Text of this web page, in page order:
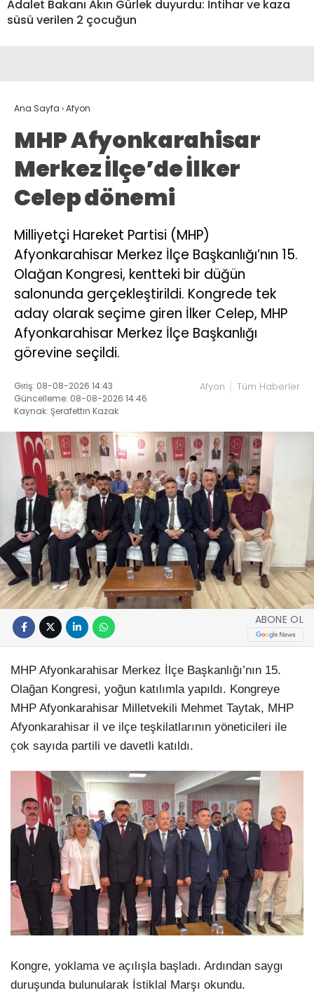
Adalet Bakanı Akın Gürlek duyurdu: İntihar ve kaza
süsü verilen 2 çocuğun
Ana Sayfa ›Afyon
MHP Afyonkarahisar
Merkez İlçe’de İlker
Celep dönemi
Milliyetçi Hareket Partisi (MHP)
Afyonkarahisar Merkez İlçe Başkanlığı’nın 15.
Olağan Kongresi, kentteki bir düğün
salonunda gerçekleştirildi. Kongrede tek
aday olarak seçime giren İlker Celep, MHP
Afyonkarahisar Merkez İlçe Başkanlığı
görevine seçildi.
Giriş: 08-08-2026 14:43
Güncelleme: 08-08-2026 14:46
Kaynak: Şerafettin Kazak
Afyon Tüm Haberler
ABONE OL
MHP Afyonkarahisar Merkez İlçe Başkanlığı’nın 15.
Olağan Kongresi, yoğun katılımla yapıldı. Kongreye
MHP Afyonkarahisar Milletvekili Mehmet Taytak, MHP
Afyonkarahisar il ve ilçe teşkilatlarının yöneticileri ile
çok sayıda partili ve davetli katıldı.
Kongre, yoklama ve açılışla başladı. Ardından saygı
duruşunda bulunularak İstiklal Marşı okundu.